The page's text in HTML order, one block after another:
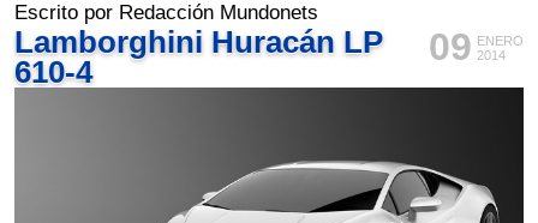
Escrito por Redacción Mundonets
09 ENERO
2014
Lamborghini Huracán LP
610-4